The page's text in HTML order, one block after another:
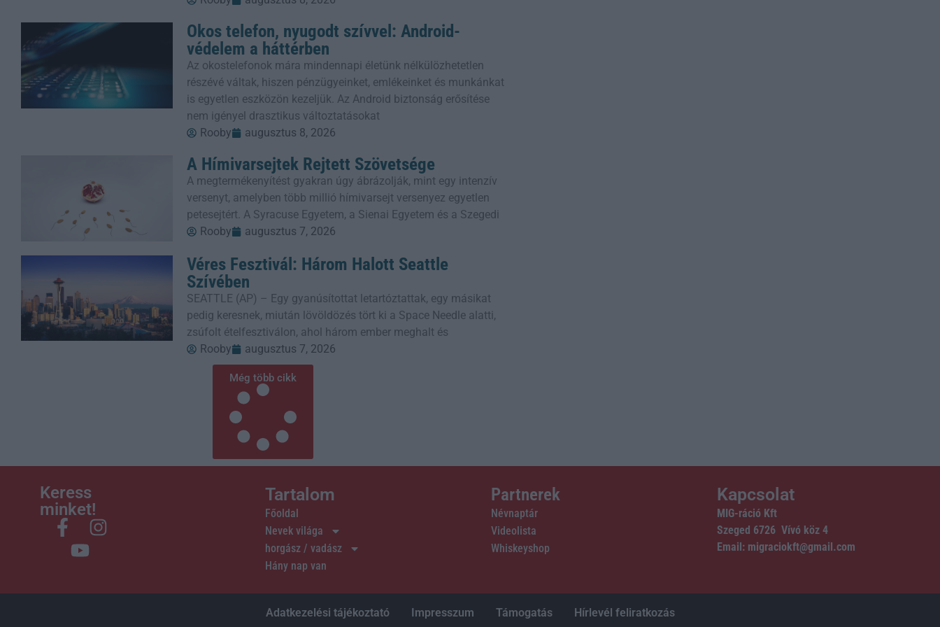
Okos telefon, nyugodt szívvel: Android-
védelem a háttérben
Az okostelefonok mára mindennapi életünk nélkülözhetetlen
részévé váltak, hiszen pénzügyeinket, emlékeinket és munkánkat
is egyetlen eszközön kezeljük. Az Android biztonság erősítése
nem igényel drasztikus változtatásokat
Rooby
augusztus 8, 2026
A Hímivarsejtek Rejtett Szövetsége
A megtermékenyítést gyakran úgy ábrázolják, mint egy intenzív
versenyt, amelyben több millió hímivarsejt versenyez egyetlen
petesejtért. A Syracuse Egyetem, a Sienai Egyetem és a Szegedi
Rooby
augusztus 7, 2026
Véres Fesztivál: Három Halott Seattle
Szívében
SEATTLE (AP) – Egy gyanúsítottat letartóztattak, egy másikat
pedig keresnek, miután lövöldözés tört ki a Space Needle alatti,
zsúfolt ételfesztiválon, ahol három ember meghalt és
Rooby
augusztus 7, 2026
Még több cikk
Keress
minket!
Tartalom
Főoldal
Nevek világa
horgász / vadász
Hány nap van
Partnerek
Névnaptár
Videolista
Whiskeyshop
Kapcsolat
MIG-ráció Kft
Szeged 6726 Vívó köz 4
Email: migraciokft@gmail.com
Adatkezelési tájékoztató Impresszum Támogatás Hírlevél feliratkozás